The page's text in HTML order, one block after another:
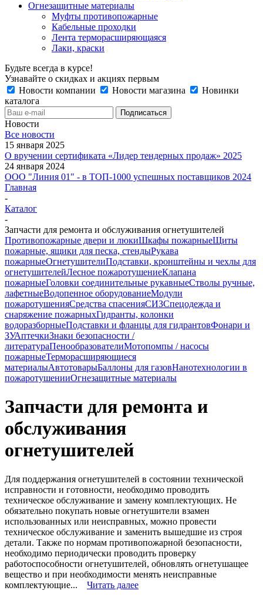
Огнезащитные материалы
Муфты противопожарные
Кабельные проходки
Лента терморасширяющаяся
Лаки, краски
Будьте всегда в курсе!
Узнавайте о скидках и акциях первым
Новости компании
Новости магазина
Новинки
каталога
Новости
Все новости
15 января 2025
О вручении сертификата «Лидер тендерных продаж» 2025
24 января 2024
ООО "Линия 01" - в ТОП-1000 успешных поставщиков 2024
Главная
-
Каталог
-
Запчасти для ремонта и обслуживания огнетушителей
Противопожарные двери и люкиШкафы пожарныеЩиты
пожарные, ящики для песка, стендыРукава
пожарныеОгнетушителиПодставки, кронштейны и чехлы для
огнетушителейЛесное пожаротушениеКлапана
пожарныеГоловки соединительные рукавныеСтволы ручные,
лафетныеВодопенное оборудованиеМодули
пожаротушенияСредства спасенияСИЗСпецодежда и
снаряжение пожарныхГидранты, колонки
водоразборныеПодставки и фланцы для гидрантовФонари и
ЗУАптечкиЗнаки безопасности /
литератураПенообразователиМотопомпы / насосы
пожарныеТерморасширяющиеся
материалыАвтотоварыБаллоны для газовНанотехнологии в
пожаротушенииОгнезащитные материалы
Запчасти для ремонта и
обслуживания
огнетушителей
Для поддержания огнетушителей в состоянии технической
исправности и готовности, необходимо проводить
техническое обслуживание и замену комплектующих. Не
обязательно покупать новые огнетушители взамен
использованных или неисправных, можно провести
техническое обслуживание и заменить вышедшие из строя
детали. Также по нормам противопожарной безопасности,
необходимо периодически проводить проверку
работоспособности огнетушителей, обновлять огнетушащее
вещество и при необходимости менять неисправные
комплектующие... Читать далее